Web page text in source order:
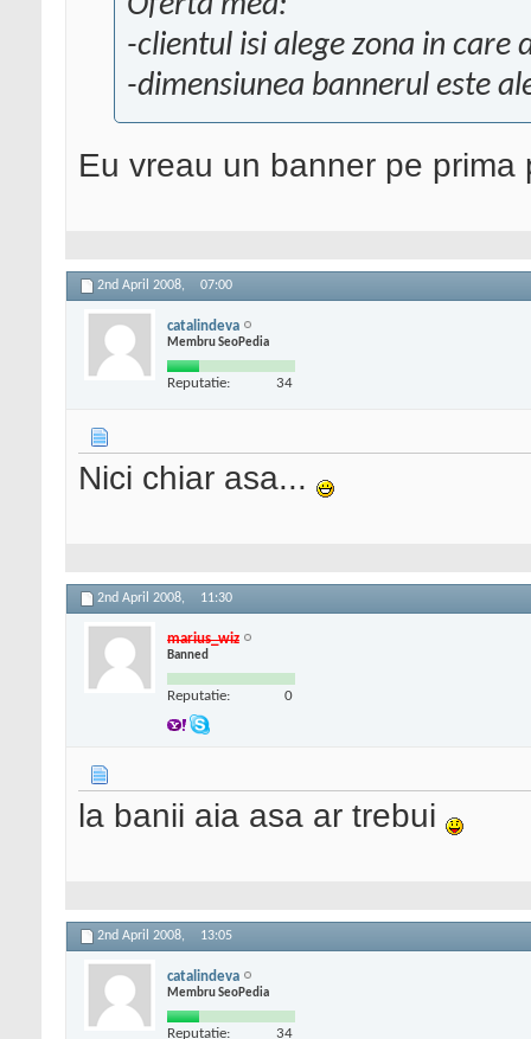
-clientul isi alege zona in care
-dimensiunea bannerul este
Eu vreau un banner pe
2nd April 2008, 07:00
catalindeva
Membru SeoPedia
Reputatie: 34
Nici chiar asa...
2nd April 2008, 11:30
marius_wiz
Banned
Reputatie: 0
la banii aia asa ar trebui
2nd April 2008, 13:05
catalindeva
Membru SeoPedia
Reputatie: 34